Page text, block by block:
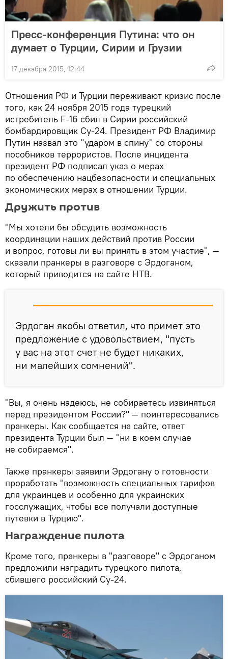
Пресс-конференция Путина: что он
думает о Турции, Сирии и Грузии
17 декабря 2015, 12:44
Отношения РФ и Турции переживают кризис после
того, как 24 ноября 2015 года турецкий
истребитель F-16 сбил в Сирии российский
бомбардировщик Су-24. Президент РФ Владимир
Путин назвал это "ударом в спину" со стороны
пособников террористов. После инцидента
президент РФ подписал указ о мерах
по обеспечению нацбезопасности и специальных
экономических мерах в отношении Турции.
Дружить против
"Мы хотели бы обсудить возможность
координации наших действий против России
и вопрос, готовы ли вы принять в этом участие", —
сказали пранкеры в разговоре с Эрдоганом,
который приводится на сайте НТВ.
Эрдоган якобы ответил, что примет это
предложение с удовольствием, "пусть
у вас на этот счет не будет никаких,
ни малейших сомнений".
"Вы, я очень надеюсь, не собираетесь извиняться
перед президентом России?" — поинтересовались
пранкеры. Как сообщается на сайте, ответ
президента Турции был — "ни в коем случае
не собираемся".
Также пранкеры заявили Эрдогану о готовности
проработать "возможность специальных тарифов
для украинцев и особенно для украинских
госслужащих, чтобы все получали доступные
путевки в Турцию".
Награждение пилота
Кроме того, пранкеры в "разговоре" с Эрдоганом
предложили наградить турецкого пилота,
сбившего российский Су-24.